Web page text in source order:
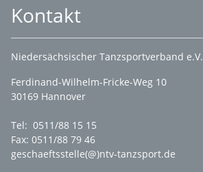
Kontakt
Niedersächsischer Tanzsportverband e.V.
Ferdinand-Wilhelm-Fricke-Weg 10
30169 Hannover
Tel: 0511/88 15 15
Fax: 0511/88 79 46
geschaeftsstelle(@)ntv-tanzsport.de